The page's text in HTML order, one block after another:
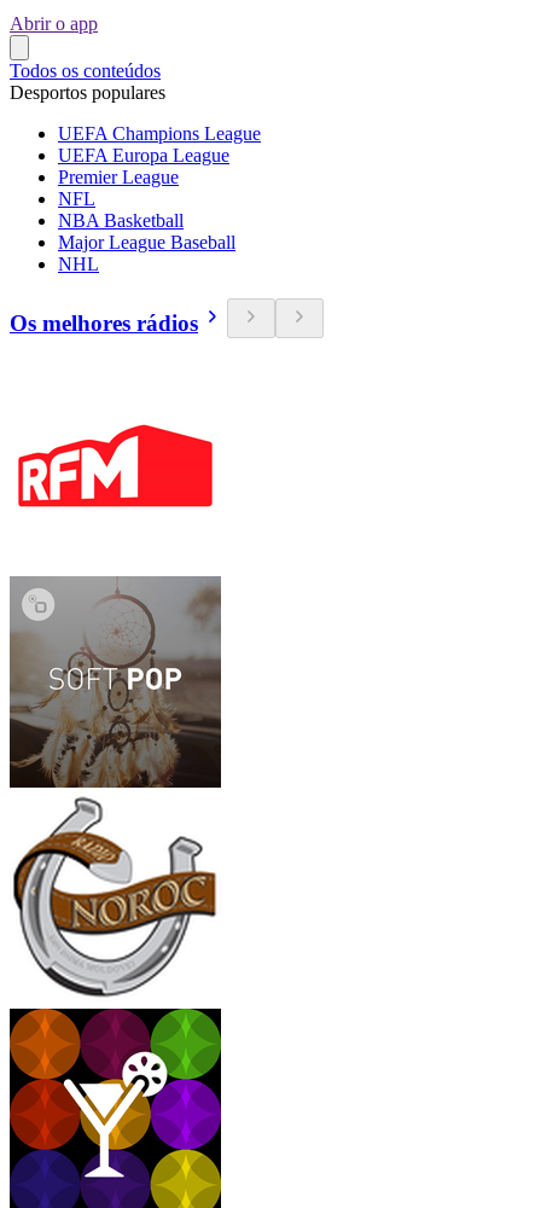
Abrir o app
Todos os conteúdos
Desportos populares
UEFA Champions League
UEFA Europa League
Premier League
NFL
NBA Basketball
Major League Baseball
NHL
Os melhores rádios